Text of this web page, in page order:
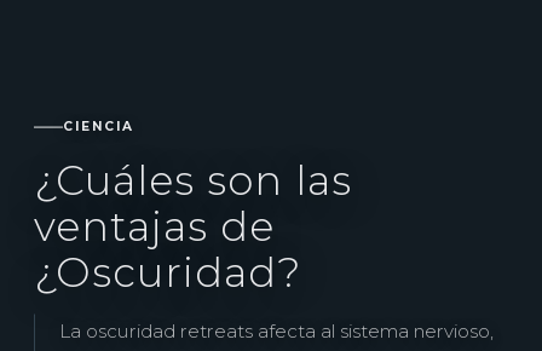
CIENCIA
¿Cuáles son las
ventajas de
¿Oscuridad?
La oscuridad retreats afecta al sistema nervioso,